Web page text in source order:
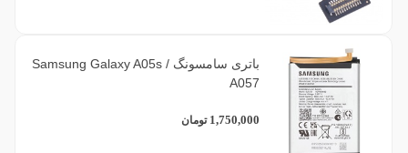
باتری سامسونگ Samsung Galaxy A05s /
A057
1,750,000 تومان